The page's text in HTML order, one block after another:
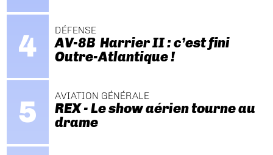
DÉFENSE
AV-8B Harrier II : c’est fini
Outre-Atlantique !
AVIATION GÉNÉRALE
REX - Le show aérien tourne au
drame